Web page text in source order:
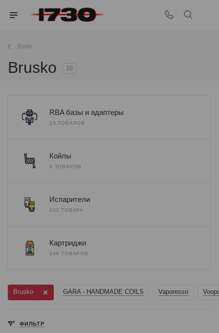
Вейп
Brusko 16
RBA базы и адаптеры
13 ТОВАРОВ
Койлы
6 ТОВАРОВ
Испарители
102 ТОВАРА
Картриджи
148 ТОВАРОВ
GARA - HANDMADE COILS Vaporesso
Brusko
ФИЛЬТР